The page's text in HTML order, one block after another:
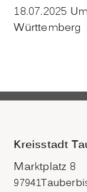
18.07.2025
Württemberg
Kreisstadt
Marktplatz 8
97941